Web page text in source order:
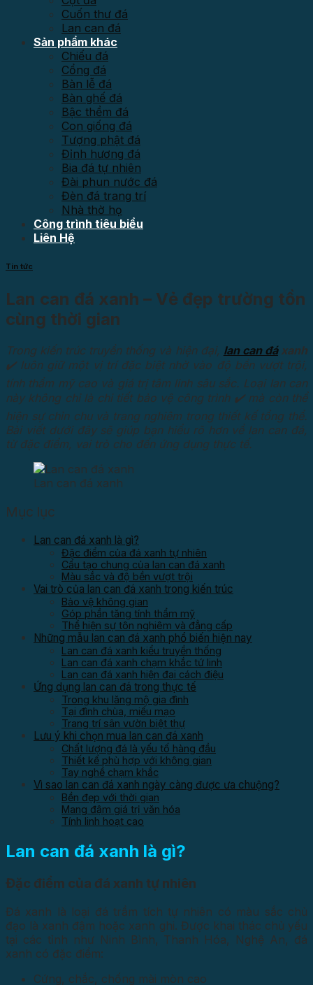
Cuốn thư đá
Lan can đá
Sản phẩm khác
Chiếu đá
Cổng đá
Bàn lễ đá
Bàn ghế đá
Bậc thềm đá
Con giống đá
Tượng phật đá
Đỉnh hương đá
Bia đá tự nhiên
Đài phun nước đá
Đèn đá trang trí
Nhà thờ họ
Công trình tiêu biểu
Liên Hệ
Tin tức
Lan can đá xanh – Vẻ đẹp trường tồn
cùng thời gian
Trong kiến trúc truyền thống và hiện đại, lan can đáxanh
✔️ luôn giữ một vị trí đặc biệt nhờ vào độ bền vượt trội,
tính thẩm mỹ cao và giá trị tâm linh sâu sắc. Loại lan can
này không chỉ là chi tiết bảo vệ công trình ✔️ mà còn thể
hiện sự chỉn chu và trang nghiêm trong thiết kế tổng thể.
Bài viết dưới đây sẽ giúp bạn hiểu rõ hơn về lan can đá,
từ đặc điểm, vai trò cho đến ứng dụng thực tế.
Lan can đá xanh
Mục lục
Lan can đá xanh là gì?
Đặc điểm của đá xanh tự nhiên
Cấu tạo chung của lan can đá xanh
Màu sắc và độ bền vượt trội
Vai trò của lan can đá xanh trong kiến trúc
Bảo vệ không gian
Góp phần tăng tính thẩm mỹ
Thể hiện sự tôn nghiêm và đẳng cấp
Những mẫu lan can đá xanh phổ biến hiện nay
Lan can đá xanh kiểu truyền thống
Lan can đá xanh chạm khắc tứ linh
Lan can đá xanh hiện đại cách điệu
Ứng dụng lan can đá trong thực tế
Trong khu lăng mộ gia đình
Tại đình chùa, miếu mạo
Trang trí sân vườn biệt thự
Lưu ý khi chọn mua lan can đá xanh
Chất lượng đá là yếu tố hàng đầu
Thiết kế phù hợp với không gian
Tay nghề chạm khắc
Vì sao lan can đá xanh ngày càng được ưa chuộng?
Bền đẹp với thời gian
Mang đậm giá trị văn hóa
Tính linh hoạt cao
Lan can đá xanh là gì?
Đặc điểm của đá xanh tự nhiên
Đá xanh là loại đá trầm tích tự nhiên có màu sắc chủ
đạo là xanh đậm hoặc xanh ghi. Được khai thác chủ yếu
tại các tỉnh như Ninh Bình, Thanh Hóa, Nghệ An, đá
xanh có đặc điểm:
Cứng, chắc, chống mài mòn cao